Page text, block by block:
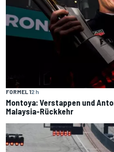
FORMEL 12 h
Montoya: Verstappen und
Malaysia-Rückkehr